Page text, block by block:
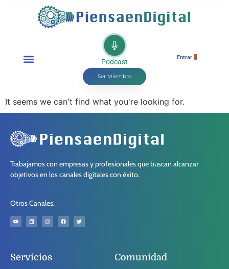
Podcast
Ser Miembro
Entrar
It seems we can't find what you're looking for.
Trabajamos con empresas y profesionales que buscan alcanzar
objetivos en los canales digitales con éxito.
Otros Canales:
Servicios Comunidad